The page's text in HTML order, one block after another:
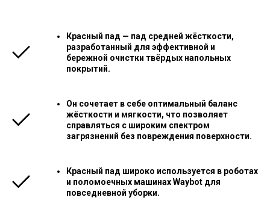
Красный пад — пад средней жёсткости,
разработанный для эффективной и
бережной очистки твёрдых напольных
покрытий.
Он сочетает в себе оптимальный баланс
жёсткости и мягкости, что позволяет
справляться с широким спектром
загрязнений без повреждения поверхности.
Красный пад широко используется в роботах
и поломоечных машинах Waybot для
повседневной уборки.